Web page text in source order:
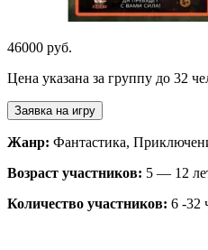
46000 руб.
Цена указана за группу до 32
Заявка на игру
Жанр: Фантастика,
Возраст участников: 5 — 12
Количество участников: 6 -32